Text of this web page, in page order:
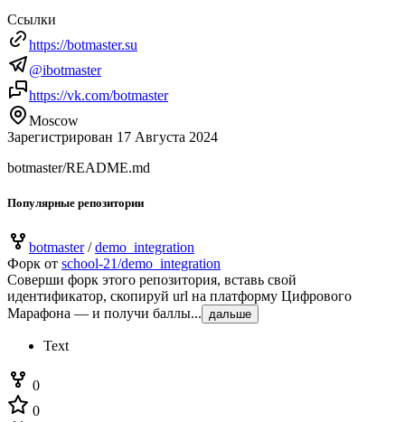
Ссылки
https://botmaster.su
@ibotmaster
https://vk.com/botmaster
Moscow
Зарегистрирован 17 Августа 2024
botmaster/README.md
Популярные репозитории
botmaster/demo_integration
Форк от school-21/demo_integration
Соверши форк этого репозитория, вставь свой
идентификатор, скопируй url на платформу Цифрового
Марафона — и получи баллы... дальше
Text
0
0